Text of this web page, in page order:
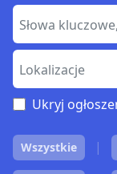
Ukryj
Wszystkie